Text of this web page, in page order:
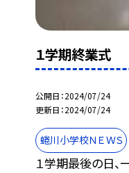
１学期終業式
公開日 2024/07/24
更新日 2024/07/24
蜷川小学校ＮＥＷＳ
１学期最後の日